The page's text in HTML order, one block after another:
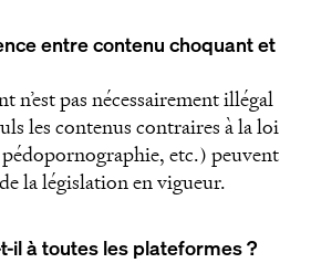
entre contenu choquant et
n’est pas nécessairement illégal
les contenus contraires à la loi
etc.) peuvent
la législation en vigueur.
il à toutes les plateformes ?